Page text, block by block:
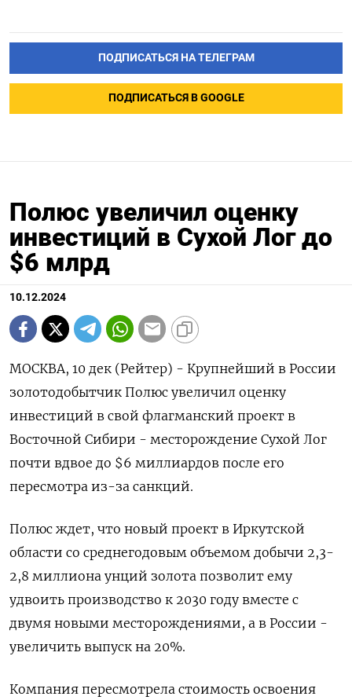
ПОДПИСАТЬСЯ НА ТЕЛЕГРАМ
ПОДПИСАТЬСЯ В GOOGLE
Полюс увеличил оценку
инвестиций в Сухой Лог до
$6 млрд
10.12.2024
МОСКВА, 10 дек (Рейтер) - Крупнейший в России
золотодобытчик Полюс увеличил оценку
инвестиций в свой флагманский проект в
Восточной Сибири - месторождение Сухой Лог
почти вдвое до $6 миллиардов после его
пересмотра из-за санкций.
Полюс ждет, что новый проект в Иркутской
области со среднегодовым объемом добычи 2,3-
2,8 миллиона унций золота позволит ему
удвоить производство к 2030 году вместе с
двумя новыми месторождениями, а в России -
увеличить выпуск на 20%.
Компания пересмотрела стоимость освоения